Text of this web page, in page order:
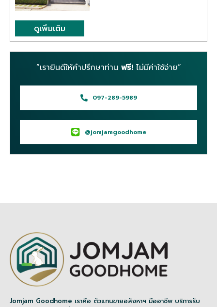
ดูเพิ่มเติม
“เรายินดีให้คำปรึกษาท่าน ฟรี!ไม่มีค่าใช้จ่าย”
097-289-5989
@jomjamgoodhome
Jomjam Goodhome เราคือ ตัวแทนขายอสังหาฯ มืออาชีพ บริการรับ